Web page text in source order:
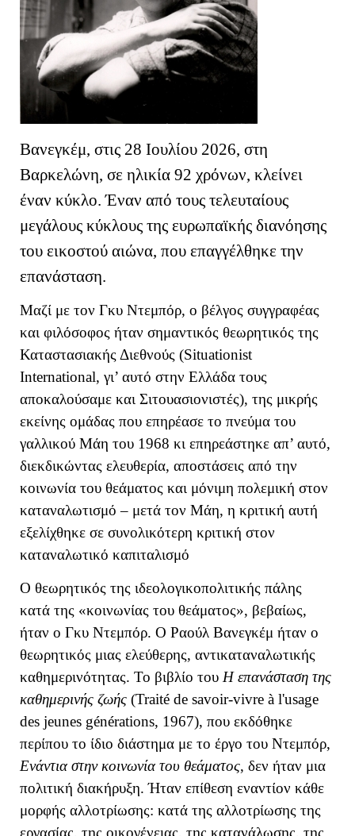
Βανεγκέμ, στις 28 Ιουλίου 2026, στη
Βαρκελώνη, σε ηλικία 92 χρόνων, κλείνει
έναν κύκλο. Έναν από τους τελευταίους
μεγάλους κύκλους της ευρωπαϊκής διανόησης
του εικοστού αιώνα, που επαγγέλθηκε την
επανάσταση.
Μαζί με τον Γκυ Ντεμπόρ, ο βέλγος συγγραφέας
και φιλόσοφος ήταν σημαντικός θεωρητικός της
Καταστασιακής Διεθνούς (Situationist
International, γι’ αυτό στην Ελλάδα τους
αποκαλούσαμε και Σιτουασιονιστές), της μικρής
εκείνης ομάδας που επηρέασε το πνεύμα του
γαλλικού Μάη του 1968 κι επηρεάστηκε απ’ αυτό,
διεκδικώντας ελευθερία, αποστάσεις από την
κοινωνία του θεάματος και μόνιμη πολεμική στον
καταναλωτισμό – μετά τον Μάη, η κριτική αυτή
εξελίχθηκε σε συνολικότερη κριτική στον
καταναλωτικό καπιταλισμό
Ο θεωρητικός της ιδεολογικοπολιτικής πάλης
κατά της «κοινωνίας του θεάματος», βεβαίως,
ήταν ο Γκυ Ντεμπόρ. Ο Ραούλ Βανεγκέμ ήταν ο
θεωρητικός μιας ελεύθερης, αντικαταναλωτικής
καθημερινότητας. Το βιβλίο του Η επανάσταση της
καθημερινής ζωής (Traité de savoir-vivre à l'usage
des jeunes générations, 1967), που εκδόθηκε
περίπου το ίδιο διάστημα με το έργο του Ντεμπόρ,
Ενάντια στην κοινωνία του θεάματος, δεν ήταν μια
πολιτική διακήρυξη. Ήταν επίθεση εναντίον κάθε
μορφής αλλοτρίωσης: κατά της αλλοτρίωσης της
εργασίας, της οικογένειας, της κατανάλωσης, της